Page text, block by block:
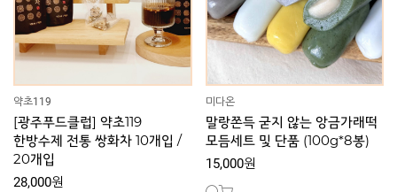
약초119
[광주푸드클럽] 약초119
한방수제 전통 쌍화차 10개입 /
20개입
28,000원
미다온
말랑쫀득 굳지 않는 앙금가래떡
모듬세트 및 단품 (100g*8봉)
15,000원